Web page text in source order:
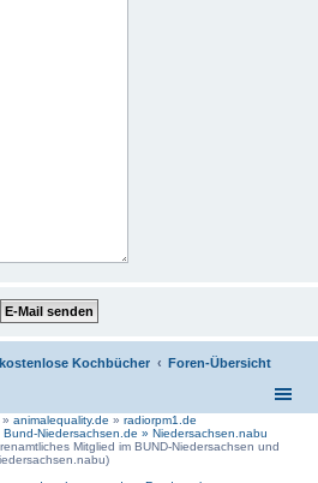
Kochbücher Foren-Übersicht
animalequality.de » radiorpm1.de
Bund-Niedersachsen.de » Niedersachsen.nabu
Mitglied im BUND-Niedersachsen und